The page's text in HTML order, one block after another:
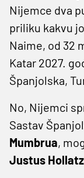
Nijemce dva
priliku kakvu
Naime, od 32
Katar 2027.
Španjolska,
No, Nijemci
Sastav
Mumbrua,
Justus